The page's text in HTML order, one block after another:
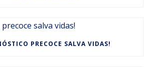
PRECOCE SALVA VIDAS!